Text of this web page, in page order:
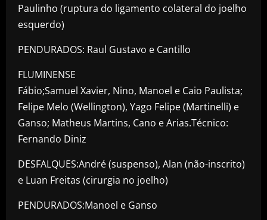
Paulinho (ruptura do ligamento colateral do joelho
esquerdo)
PENDURADOS: Raul Gustavo e Cantillo
FLUMINENSE
Fábio;Samuel Xavier, Nino, Manoel e Caio Paulista;
Felipe Melo (Wellington), Yago Felipe (Martinelli) e
Ganso; Matheus Martins, Cano e Arias.Técnico:
Fernando Diniz
DESFALQUES:André (suspenso), Alan (não-inscrito)
e Luan Freitas (cirurgia no joelho)
PENDURADOS:Manoel e Ganso